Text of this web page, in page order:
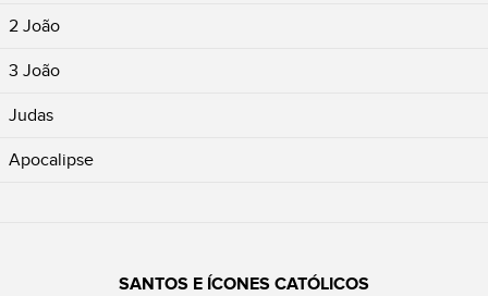
2 João
3 João
Judas
Apocalipse
SANTOS E ÍCONES CATÓLICOS